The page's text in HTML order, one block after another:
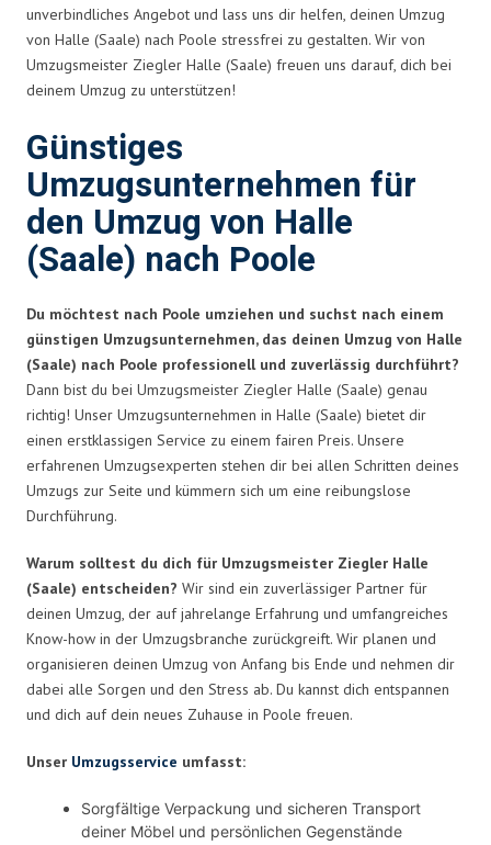
unverbindliches Angebot und lass uns dir helfen, deinen Umzug
von Halle (Saale) nach Poole stressfrei zu gestalten. Wir von
Umzugsmeister Ziegler Halle (Saale) freuen uns darauf, dich bei
deinem Umzug zu unterstützen!
Günstiges
Umzugsunternehmen für
den Umzug von Halle
(Saale) nach Poole
Du möchtest nach Poole umziehen und suchst nach einem
günstigen Umzugsunternehmen, das deinen Umzug von Halle
(Saale) nach Poole professionell und zuverlässig durchführt?
Dann bist du bei Umzugsmeister Ziegler Halle (Saale) genau
richtig! Unser Umzugsunternehmen in Halle (Saale) bietet dir
einen erstklassigen Service zu einem fairen Preis. Unsere
erfahrenen Umzugsexperten stehen dir bei allen Schritten deines
Umzugs zur Seite und kümmern sich um eine reibungslose
Durchführung.
Warum solltest du dich für Umzugsmeister Ziegler Halle
(Saale) entscheiden? Wir sind ein zuverlässiger Partner für
deinen Umzug, der auf jahrelange Erfahrung und umfangreiches
Know-how in der Umzugsbranche zurückgreift. Wir planen und
organisieren deinen Umzug von Anfang bis Ende und nehmen dir
dabei alle Sorgen und den Stress ab. Du kannst dich entspannen
und dich auf dein neues Zuhause in Poole freuen.
Unser Umzugsservice umfasst:
Sorgfältige Verpackung und sicheren Transport
deiner Möbel und persönlichen Gegenstände